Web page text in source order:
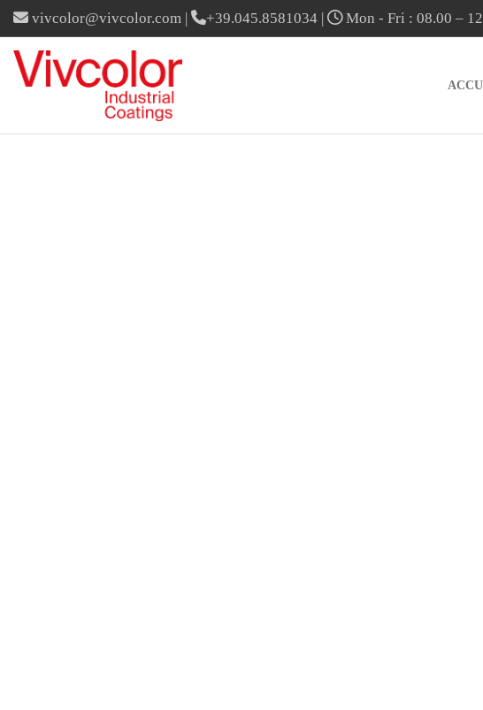
vivcolor@vivcolor.com | +39.045.8581034 | Mon - Fri : 08.00 –